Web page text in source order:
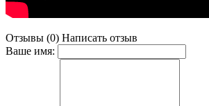
Отзывы (0) Написать отзыв
Ваше имя: